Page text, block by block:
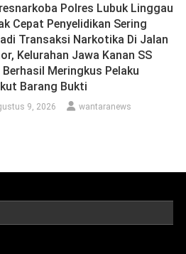
Polres Lubuk Linggau
Cepat Penyelidikan Sering
Transaksi Narkotika Di Jalan
Kelurahan Jawa Kanan SS
Berhasil Meringkus Pelaku
Barang Bukti
9, 2026 wantaranews